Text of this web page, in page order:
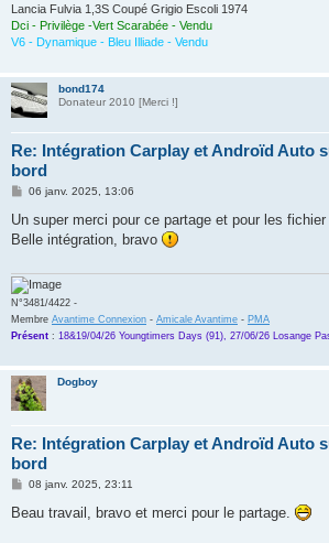
Lancia Fulvia 1,3S Coupé Grigio Escoli 1974
Dci - Privilège -Vert Scarabée - Vendu
V6 - Dynamique - Bleu Illiade - Vendu
bond174
Donateur 2010 [Merci !]
Re: Intégration Carplay et Androïd Auto
bord
M
s
a
06 janv. 2025, 13:06
Un super merci pour ce partage et pour les fichier
Belle intégration, bravo
N°3481/4422 -
Membre Avantime Connexion - Amicale Avantime - PMA
Présent : 18&19/04/26 Youngtimers Days (91), 27/06/26 Losange
Dogboy
Re: Intégration Carplay et Androïd Auto
bord
M
s
08 janv. 2025, 23:11
Beau travail, bravo et merci pour le partage.